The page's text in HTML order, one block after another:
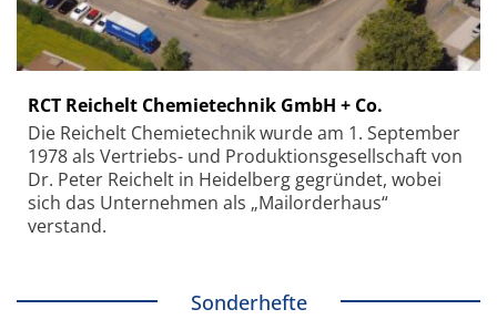
RCT Reichelt Chemietechnik GmbH + Co.
Die Reichelt Chemietechnik wurde am 1. September
1978 als Vertriebs- und Produktionsgesellschaft von
Dr. Peter Reichelt in Heidelberg gegründet, wobei
sich das Unternehmen als „Mailorderhaus“
verstand.
Sonderhefte